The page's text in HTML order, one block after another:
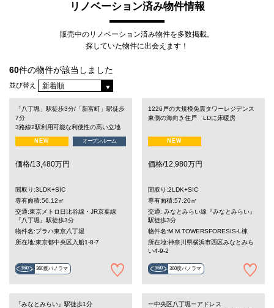
リノベーション済み物件情報
販売中のリノベーション済み物件を多数掲載。
探していた物件に出会えます！
60件の物件が該当しました
並び替え
「八丁堀」駅徒歩3分/「新富町」駅徒歩
7分
3路線2駅利用可能な利便性の高い立地
NEW オープンルーム
価格/13,480万円
間取り:3LDK+SIC
専有面積:56.12㎡
交通:東京メトロ日比谷線・JR京葉線
『八丁堀』駅徒歩3分
物件名:プラハ東京八丁堀
所在地:東京都中央区入船1-8-7
360度パノラマ
1226戸の大規模免震タワーレジデンス
東側の海向き住戸 LDに床暖房
NEW
価格/12,980万円
間取り:2LDK+SIC
専有面積:57.20㎡
交通: みなとみらい線『みなとみらい』
駅徒歩3分
物件名:M.M.TOWERSFORESIS-L棟
所在地:神奈川県横浜市西区みなとみら
い4-9-2
360度パノラマ
『みなとみらい』駅徒歩1分
ー中央区八丁堀ーアドレス